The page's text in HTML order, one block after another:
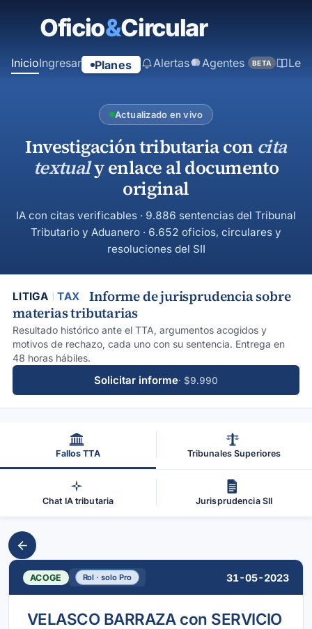
principal
InicioIngresar Planes Alertas Agentes BETA
Actualizado en vivo
Investigación tributaria con cita
textualy enlace al documento
original
IA con citas verificables · 9.886 sentencias del Tribunal
Tributario y Aduanero · 6.652 oficios, circulares y
resoluciones del SII
LITIGA TAX
Informe de jurisprudencia sobre
materias tributarias
Resultado histórico ante el TTA, argumentos acogidos y
motivos de rechazo, cada uno con su sentencia. Entrega en
48 horas hábiles.
Solicitar informe· $9.990
Fallos TTA Tribunales Superiores
Chat IA tributaria Jurisprudencia SII
ACOGE Rol · solo Pro 31-05-2023
VELASCO BARRAZA con SERVICIO